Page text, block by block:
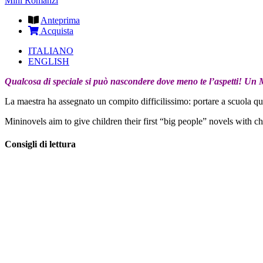
Anteprima
Acquista
ITALIANO
ENGLISH
Qualcosa di speciale si può nascondere dove meno te l’aspetti!
La maestra ha assegnato un compito difficilissimo: portare a scuola
Mininovels aim to give children their first “big people” novels with
Consigli di lettura